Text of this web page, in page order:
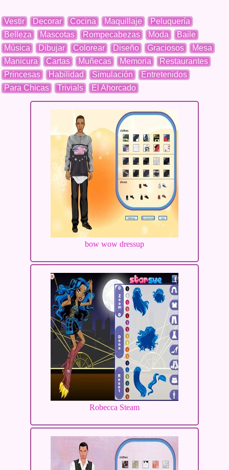
Vestir Decorar Cocina Maquillaje
Peluquería
Belleza
Mascotas Rompecabezas Moda
Baile
Música
Dibujar Colorear Diseño Graciosos
Mesa
Manicura
Cartas Muñecas Memoria
Restaurantes
Princesas
Habilidad Simulación
Entretenidos
Para Chicas
Trivials El Ahorcado
bow wow dressup
Robecca Steam